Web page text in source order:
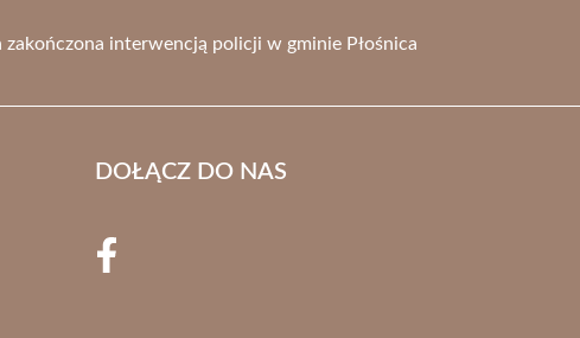
interwencją policji w gminie Płośnica
DOŁĄCZ DO NAS